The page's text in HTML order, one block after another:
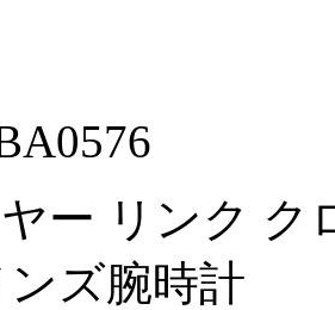
ー リンク ク
ズ腕時計